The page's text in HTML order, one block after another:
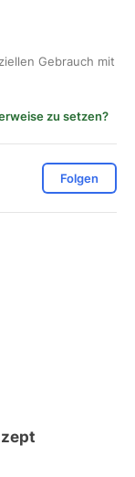
Gebrauch mit
zu setzen?
Folgen